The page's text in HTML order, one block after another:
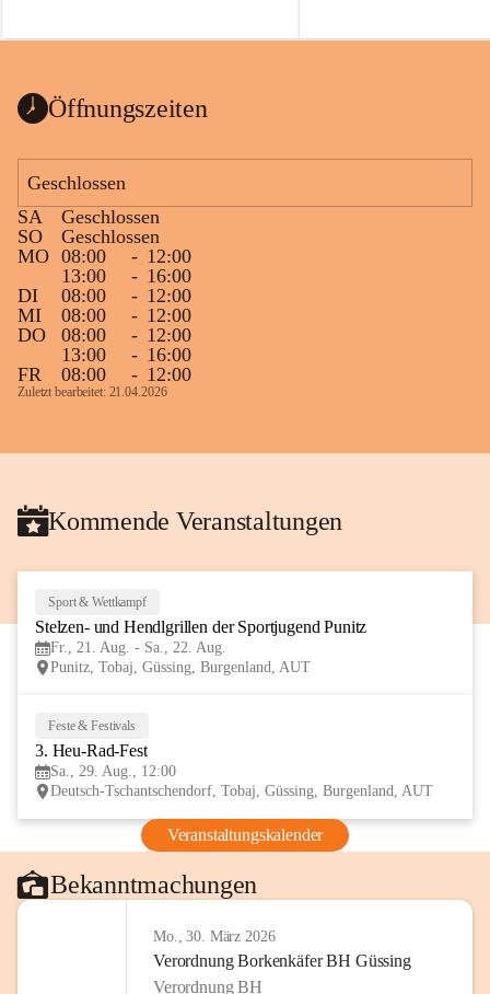
Wanduhr (!) benutzt und musste
Das Gemeindeamt freut sich sehr über die
Spende >lesenswerter< Bücher und
vorsortiert in die Bücherzelle eingeräumt
werden können.
Gleichzeitig möchten wir uns bei all Jenen
sehr herzlich bedanken, die bereits viele
tolle Bücher spendiert haben.
Gesundheit, Gelassenheit
Öffnungszeiten
Geschlossen
SA
Geschlossen
SO
Geschlossen
MO 08:00 - 12:00
13:00
- 16:00
DI
08:00 - 12:00
MI
08:00 - 12:00
DO
08:00 - 12:00
13:00
- 16:00
FR
08:00 - 12:00
Zuletzt bearbeitet: 21.04.2026
Kommende Veranstaltungen
Sport & Wettkampf
Stelzen- und Hendlgrillen der Sportjugend Punitz
Fr., 21. Aug. - Sa., 22. Aug.
Punitz, Tobaj, Güssing, Burgenland, AUT
Feste & Festivals
3. Heu-Rad-Fest
Sa., 29. Aug., 12:00
Deutsch-Tschantschendorf, Tobaj, Güssing, Burgenland, AUT
Veranstaltungskalender
Bekanntmachungen
Mo., 30. März 2026
Verordnung Borkenkäfer BH Güssing
Verordnung BH